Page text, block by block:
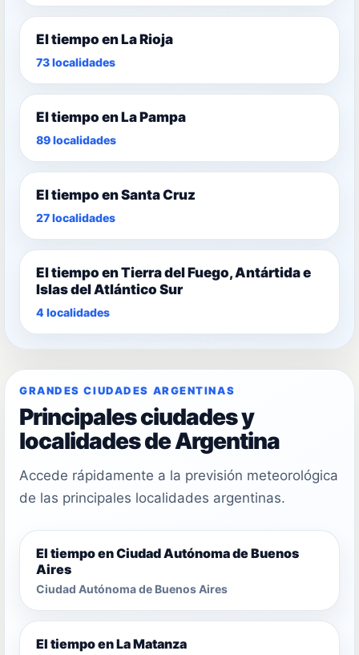
El tiempo en La Rioja
73 localidades
El tiempo en La Pampa
89 localidades
El tiempo en Santa Cruz
27 localidades
El tiempo en Tierra del Fuego, Antártida e
Islas del Atlántico Sur
4 localidades
GRANDES CIUDADES ARGENTINAS
Principales ciudades y
localidades de Argentina
Accede rápidamente a la previsión meteorológica
de las principales localidades argentinas.
El tiempo en Ciudad Autónoma de Buenos
Aires
Ciudad Autónoma de Buenos Aires
El tiempo en La Matanza